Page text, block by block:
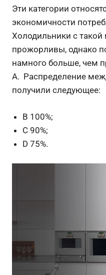
Эти категории
экономичности
Холодильники с
прожорливы, однако
намного больше, чем
А. Распределение
получили следующее:
В 100%;
С 90%;
D 75%.